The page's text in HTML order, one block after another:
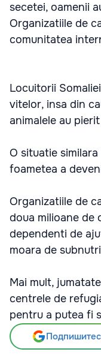
secetei, oamenii
Organizatiile de
comunitatea
Locuitorii
vitelor, insa din
animalele au
O situatie
foametea a
Organizatiile de
doua milioane de
dependenti de
moara de
Mai mult,
centrele de
pentru a putea fi